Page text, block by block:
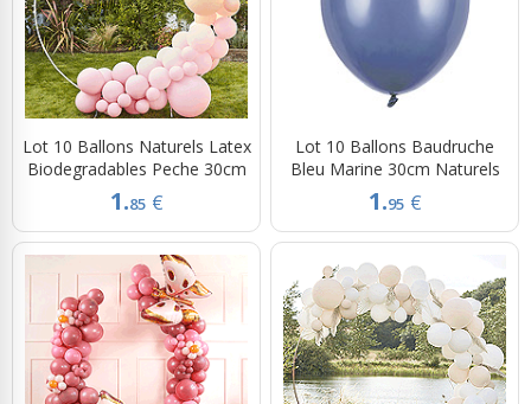
Lot 10 Ballons Naturels Latex
Biodegradables Peche 30cm
1.85 €
Lot 10 Ballons Baudruche
Bleu Marine 30cm Naturels
1.95 €